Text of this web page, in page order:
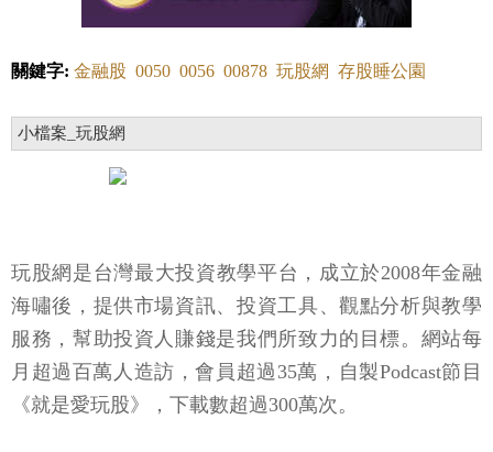
關鍵字: 金融股 0050 0056 00878 玩股網 存股睡公園
小檔案_玩股網
玩股網是台灣最大投資教學平台，成立於2008年金融
海嘯後，提供市場資訊、投資工具、觀點分析與教學
服務，幫助投資人賺錢是我們所致力的目標。網站每
月超過百萬人造訪，會員超過35萬，自製Podcast節目
《就是愛玩股》，下載數超過300萬次。